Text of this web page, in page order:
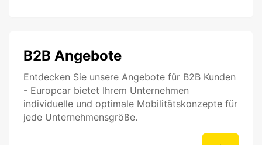
B2B Angebote
Entdecken Sie unsere Angebote für B2B Kunden
- Europcar bietet Ihrem Unternehmen
individuelle und optimale Mobilitätskonzepte für
jede Unternehmensgröße.